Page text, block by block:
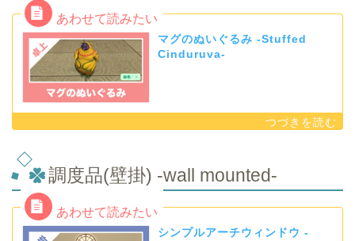
マグのぬいぐるみ -Stuffed
Cinduruva-
調度品(壁掛) -wall mounted-
シンプルアーチウィンドウ -